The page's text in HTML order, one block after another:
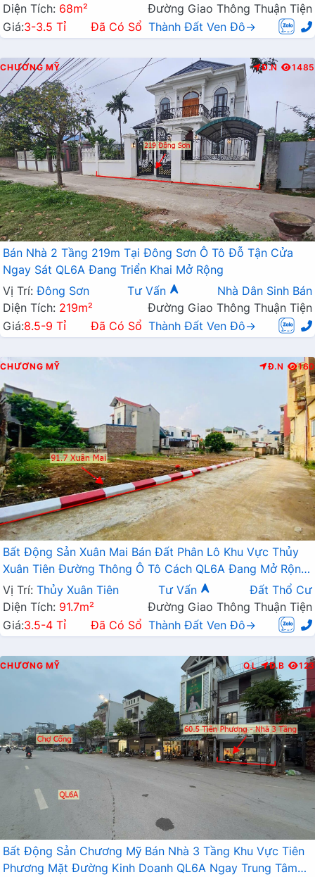
Diện Tích: 68m²
Đường Giao Thông Thuận Tiện
Giá:3-3.5 Tỉ Đã Có Sổ Thành Đất Ven Đô→
CHƯƠNG MỸ Đ.N 1485
Bán Nhà 2 Tầng 219m Tại Đông Sơn Ô Tô Đỗ Tận Cửa
Ngay Sát QL6A Đang Triển Khai Mở Rộng
Vị Trí: Đông Sơn Tư Vấn
Nhà Dân Sinh Bán
Diện Tích: 219m²
Đường Giao Thông Thuận Tiện
Giá:8.5-9 Tỉ Đã Có Sổ Thành Đất Ven Đô→
CHƯƠNG MỸ Đ.N 160
Bất Động Sản Xuân Mai Bán Đất Phân Lô Khu Vực Thủy
Xuân Tiên Đường Thông Ô Tô Cách QL6A Đang Mở Rộng
Chỉ Vài Bước Chân
Vị Trí: Thủy Xuân Tiên Tư Vấn
Đất Thổ Cư
Diện Tích: 91.7m²
Đường Giao Thông Thuận Tiện
Giá:3.5-4 Tỉ Đã Có Sổ Thành Đất Ven Đô→
CHƯƠNG MỸ Q.L Đ.B 123
Bất Động Sản Chương Mỹ Bán Nhà 3 Tầng Khu Vực Tiên
Phương Mặt Đường Kinh Doanh QL6A Ngay Trung Tâm